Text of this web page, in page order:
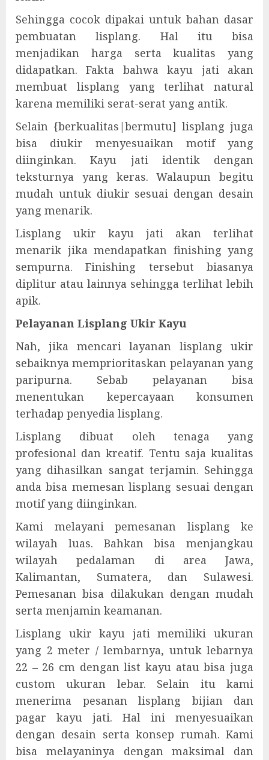
Sehingga cocok dipakai untuk bahan dasar
pembuatan lisplang. Hal itu bisa
menjadikan harga serta kualitas yang
didapatkan. Fakta bahwa kayu jati akan
membuat lisplang yang terlihat natural
karena memiliki serat-serat yang antik.
Selain {berkualitas|bermutu] lisplang juga
bisa diukir menyesuaikan motif yang
diinginkan. Kayu jati identik dengan
teksturnya yang keras. Walaupun begitu
mudah untuk diukir sesuai dengan desain
yang menarik.
Lisplang ukir kayu jati akan terlihat
menarik jika mendapatkan finishing yang
sempurna. Finishing tersebut biasanya
diplitur atau lainnya sehingga terlihat lebih
apik.
Pelayanan Lisplang Ukir Kayu
Nah, jika mencari layanan lisplang ukir
sebaiknya memprioritaskan pelayanan yang
paripurna. Sebab pelayanan bisa
menentukan kepercayaan konsumen
terhadap penyedia lisplang.
Lisplang dibuat oleh tenaga yang
profesional dan kreatif. Tentu saja kualitas
yang dihasilkan sangat terjamin. Sehingga
anda bisa memesan lisplang sesuai dengan
motif yang diinginkan.
Kami melayani pemesanan lisplang ke
wilayah luas. Bahkan bisa menjangkau
wilayah pedalaman di area Jawa,
Kalimantan, Sumatera, dan Sulawesi.
Pemesanan bisa dilakukan dengan mudah
serta menjamin keamanan.
Lisplang ukir kayu jati memiliki ukuran
yang 2 meter / lembarnya, untuk lebarnya
22 – 26 cm dengan list kayu atau bisa juga
custom ukuran lebar. Selain itu kami
menerima pesanan lisplang bijian dan
pagar kayu jati. Hal ini menyesuaikan
dengan desain serta konsep rumah. Kami
bisa melayaninya dengan maksimal dan